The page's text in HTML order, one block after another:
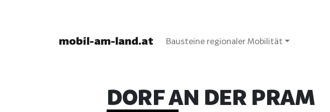
mobil-am-land.at Bausteine regionaler Mobilität
DORF AN DER PRAM